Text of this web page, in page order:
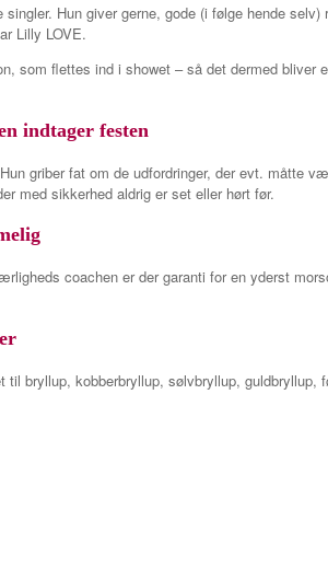
Hun giver gerne, gode (i følge hende
Lilly LOVE.
som flettes ind i showet – så det dermed
indtager festen
griber fat om de udfordringer, der evt. måtte
med sikkerhed aldrig er set eller hørt før.
coachen er der garanti for en yderst
bryllup, kobberbryllup, sølvbryllup,